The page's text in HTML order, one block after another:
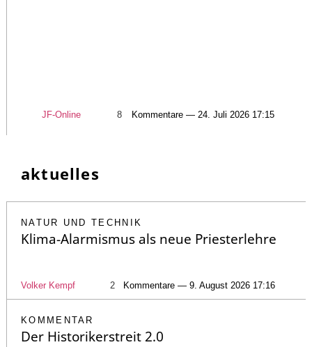
JF-Online 8 Kommentare — 24. Juli 2026 17:15
aktuelles
NATUR UND TECHNIK
Klima-Alarmismus als neue Priesterlehre
Volker Kempf 2 Kommentare — 9. August 2026 17:16
KOMMENTAR
Der Historikerstreit 2.0